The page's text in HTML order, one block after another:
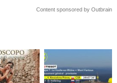
Content sponsored by Outbrain